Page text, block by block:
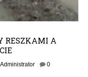
RESZKAMI A
Administrator
0